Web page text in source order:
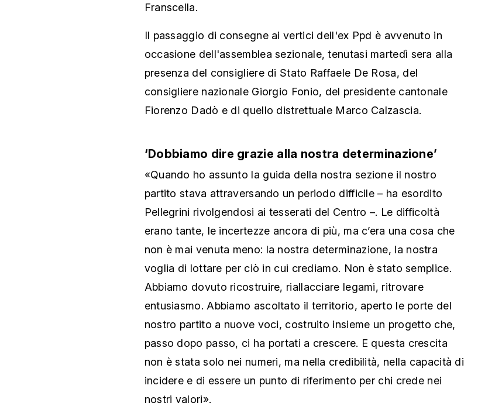
Franscella.
Il passaggio di consegne ai vertici dell'ex Ppd è avvenuto in
occasione dell'assemblea sezionale, tenutasi martedì sera alla
presenza del consigliere di Stato Raffaele De Rosa, del
consigliere nazionale Giorgio Fonio, del presidente cantonale
Fiorenzo Dadò e di quello distrettuale Marco Calzascia.
‘Dobbiamo dire grazie alla nostra determinazione’
«Quando ho assunto la guida della nostra sezione il nostro
partito stava attraversando un periodo difficile – ha esordito
Pellegrini rivolgendosi ai tesserati del Centro –. Le difficoltà
erano tante, le incertezze ancora di più, ma c’era una cosa che
non è mai venuta meno: la nostra determinazione, la nostra
voglia di lottare per ciò in cui crediamo. Non è stato semplice.
Abbiamo dovuto ricostruire, riallacciare legami, ritrovare
entusiasmo. Abbiamo ascoltato il territorio, aperto le porte del
nostro partito a nuove voci, costruito insieme un progetto che,
passo dopo passo, ci ha portati a crescere. E questa crescita
non è stata solo nei numeri, ma nella credibilità, nella capacità di
incidere e di essere un punto di riferimento per chi crede nei
nostri valori».